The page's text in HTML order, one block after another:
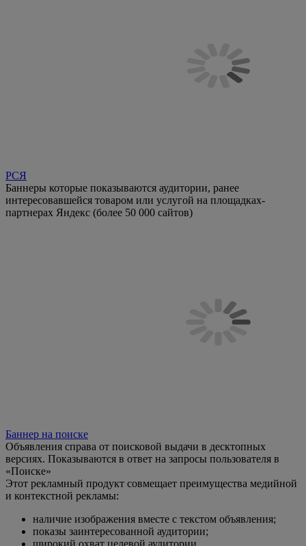
РСЯ
Баннеры которые показываются аудитории, ранее
интересовавшейся товаром или услугой на площадках-
партнерах Яндекс (более 50 000 сайтов)
Баннер на поиске
Объявления справа от поисковой выдачи в десктопных
версиях. Показываются в ответ на запросы пользователя в
«Поиске»
Этот рекламный продукт совмещает преимущества медийной
и контекстной рекламы:
наличие изображения вместе с текстом объявления;
показы заинтересованной аудитории;
широкий охват целевой аудитории.